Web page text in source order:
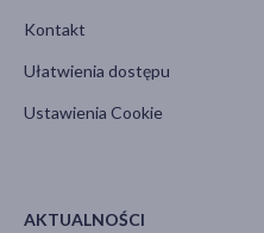
Kontakt
Ułatwienia dostępu
Ustawienia Cookie
AKTUALNOŚCI